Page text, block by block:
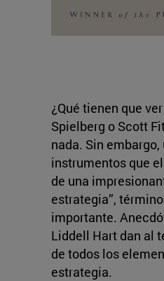
¿Qué tienen que
Spielberg o Scott
nada. Sin
instrumentos que
de una
estrategia”,
importante.
Liddell Hart dan al
de todos los
estrategia.